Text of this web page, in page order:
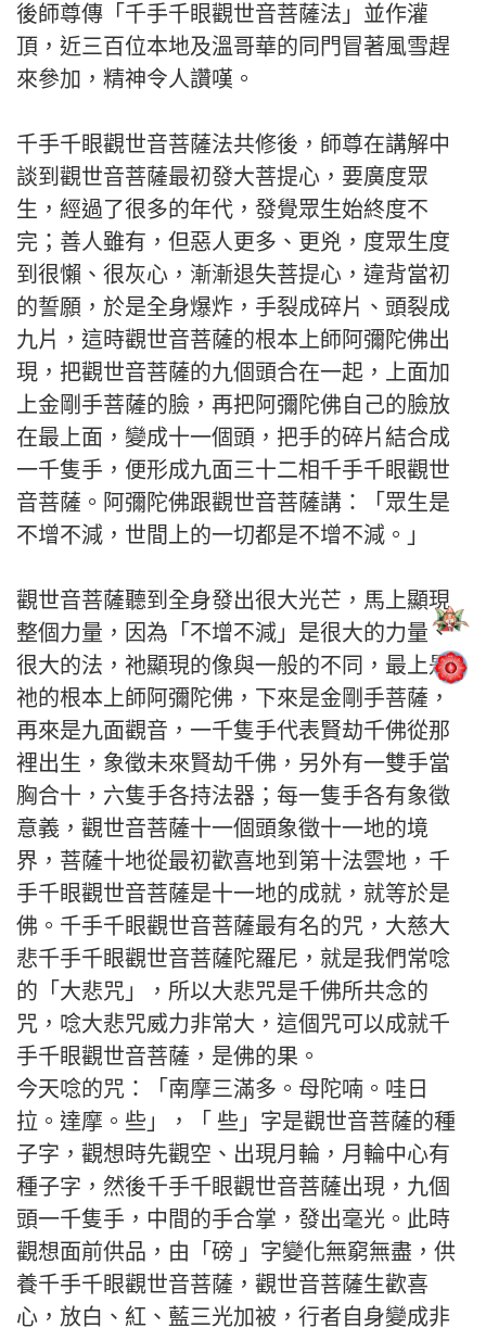
後師尊傳「千手千眼觀世音菩薩法」並作灌
頂，近三百位本地及溫哥華的同門冒著風雪趕
來參加，精神令人讚嘆。
千手千眼觀世音菩薩法共修後，師尊在講解中
談到觀世音菩薩最初發大菩提心，要廣度眾
生，經過了很多的年代，發覺眾生始終度不
完；善人雖有，但惡人更多、更兇，度眾生度
到很懶、很灰心，漸漸退失菩提心，違背當初
的誓願，於是全身爆炸，手裂成碎片、頭裂成
九片，這時觀世音菩薩的根本上師阿彌陀佛出
現，把觀世音菩薩的九個頭合在一起，上面加
上金剛手菩薩的臉，再把阿彌陀佛自己的臉放
在最上面，變成十一個頭，把手的碎片結合成
一千隻手，便形成九面三十二相千手千眼觀世
音菩薩。阿彌陀佛跟觀世音菩薩講：「眾生是
不增不減，世間上的一切都是不增不減。」
觀世音菩薩聽到全身發出很大光芒，馬上顯現
整個力量，因為「不增不減」是很大的力量、
很大的法，祂顯現的像與一般的不同，最上是
祂的根本上師阿彌陀佛，下來是金剛手菩薩，
再來是九面觀音，一千隻手代表賢劫千佛從那
裡出生，象徵未來賢劫千佛，另外有一雙手當
胸合十，六隻手各持法器；每一隻手各有象徵
意義，觀世音菩薩十一個頭象徵十一地的境
界，菩薩十地從最初歡喜地到第十法雲地，千
手千眼觀世音菩薩是十一地的成就，就等於是
佛。千手千眼觀世音菩薩最有名的咒，大慈大
悲千手千眼觀世音菩薩陀羅尼，就是我們常唸
的「大悲咒」，所以大悲咒是千佛所共念的
咒，唸大悲咒威力非常大，這個咒可以成就千
手千眼觀世音菩薩，是佛的果。
今天唸的咒：「南摩三滿多。母陀喃。哇日
拉。達摩。些」，「 些」字是觀世音菩薩的種
子字，觀想時先觀空、出現月輪，月輪中心有
種子字，然後千手千眼觀世音菩薩出現，九個
頭一千隻手，中間的手合掌，發出毫光。此時
觀想面前供品，由「磅 」字變化無窮無盡，供
養千手千眼觀世音菩薩，觀世音菩薩生歡喜
心，放白、紅、藍三光加被，行者自身變成非